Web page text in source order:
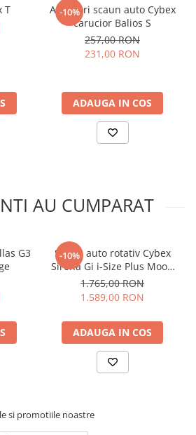
actioneaza ca un airbag umflat,
suprafata larga. Astfel se reduce
si capului copilului, diminuand
scuturile de protectie pentru ca nu
miscare, oferind in acelasi timp
T
-10%
Adaptori scaun auto Cybex
carucior Balios S
257,00 RON
231,00 RON
ADAUGA IN COS
AU CUMPARAT
G3
-10%
Scaun auto rotativ Cybex
Sirona Gi i-Size Plus Moon
Black
1.765,00 RON
1.589,00 RON
ADAUGA IN COS
si promotiile noastre